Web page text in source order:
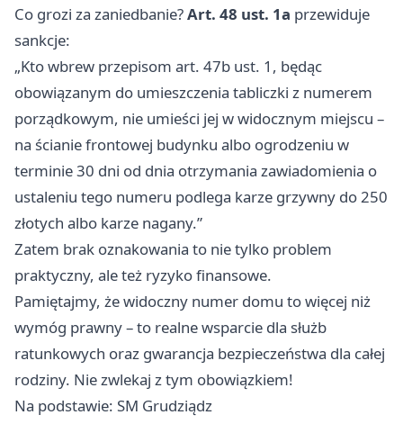
Co grozi za zaniedbanie?Art. 48 ust. 1a przewiduje
sankcje:
„Kto wbrew przepisom art. 47b ust. 1, będąc
obowiązanym do umieszczenia tabliczki z numerem
porządkowym, nie umieści jej w widocznym miejscu –
na ścianie frontowej budynku albo ogrodzeniu w
terminie 30 dni od dnia otrzymania zawiadomienia o
ustaleniu tego numeru podlega karze grzywny do 250
złotych albo karze nagany.”
Zatem brak oznakowania to nie tylko problem
praktyczny, ale też ryzyko finansowe.
Pamiętajmy, że widoczny numer domu to więcej niż
wymóg prawny – to realne wsparcie dla służb
ratunkowych oraz gwarancja bezpieczeństwa dla całej
rodziny. Nie zwlekaj z tym obowiązkiem!
Na podstawie: SM Grudziądz